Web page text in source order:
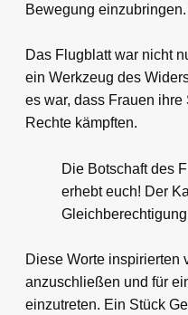
Bewegung einzubringen.
Das Flugblatt war nicht
ein Werkzeug des
es war, dass Frauen
Rechte kämpften.
Die Botschaft des
erhebt euch! Der
Diese Worte inspirierten
anzuschließen und für
einzutreten. Ein Stück